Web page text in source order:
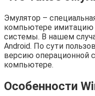
Эмулятор –
компьютере имитацию
системы. В нашем
Android. По сути
версию операционной
компьютере.
Особенности